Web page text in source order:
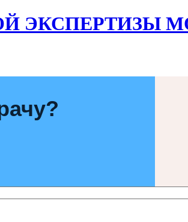
ЭКСПЕРТИЗЫ